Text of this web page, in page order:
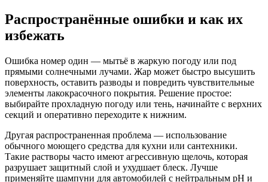
Распространённые ошибки и как их
избежать
Ошибка номер один — мытьё в жаркую погоду или под
прямыми солнечными лучами. Жар может быстро высушить
поверхность, оставить разводы и повредить чувствительные
элементы лакокрасочного покрытия. Решение простое:
выбирайте прохладную погоду или тень, начинайте с верхних
секций и оперативно переходите к нижним.
Другая распространенная проблема — использование
обычного моющего средства для кухни или сантехники.
Такие растворы часто имеют агрессивную щелочь, которая
разрушает защитный слой и ухудшает блеск. Лучше
применяйте шампуни для автомобилей с нейтральным pH и